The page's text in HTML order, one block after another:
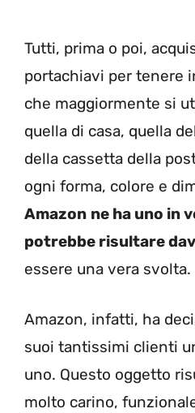
Tutti, prima o poi,
portachiavi per tenere
che maggiormente si
quella di casa, quella
della cassetta della
ogni forma, colore e
Amazon ne ha uno in
potrebbe risultare
essere una vera svolta.
Amazon, infatti, ha
suoi tantissimi clienti
uno. Questo oggetto
molto carino,